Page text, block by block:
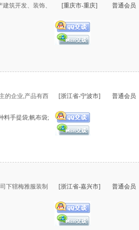
筑开发、装饰、
[重庆市-重庆] 普通会员
的企业,产品有西
料手提袋;帆布袋;
[浙江省-宁波市] 普通会员
下辖梅雅服装制
[浙江省-嘉兴市] 普通会员